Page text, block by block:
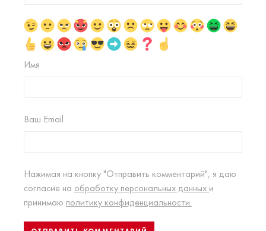
Имя
Ваш Email
Нажимая на кнопку "Отправить комментарий", я даю
согласие на обработку персональных данных и
принимаю политику конфиденциальности.